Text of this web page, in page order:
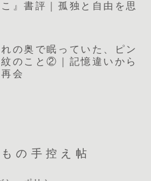
』書評｜孤独と自由を思
の奥で眠っていた、ピン
紋のこと②｜記憶違いから
会
の手控え帖